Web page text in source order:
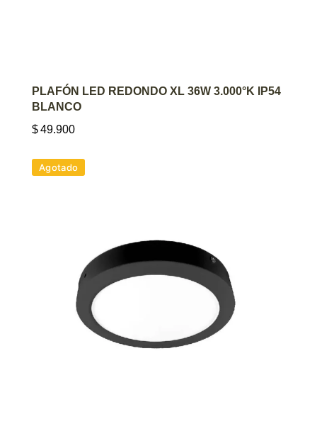
AGREGAR AL CARRITO
PLAFÓN LED REDONDO XL 36W 3.000°K IP54
BLANCO
$49.900
Agotado